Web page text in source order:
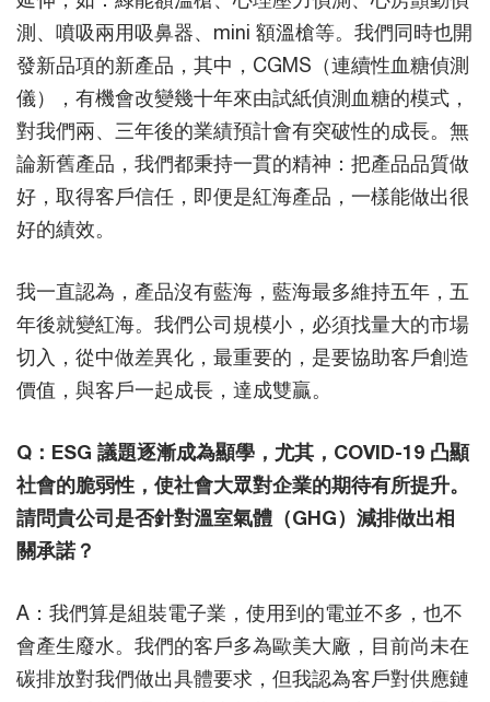
測、噴吸兩用吸鼻器、mini 額溫槍等。我們同時也開
發新品項的新產品，其中，CGMS（連續性血糖偵測
儀），有機會改變幾十年來由試紙偵測血糖的模式，
對我們兩、三年後的業績預計會有突破性的成長。無
論新舊產品，我們都秉持一貫的精神：把產品品質做
好，取得客戶信任，即便是紅海產品，一樣能做出很
好的績效。
我一直認為，產品沒有藍海，藍海最多維持五年，五
年後就變紅海。我們公司規模小，必須找量大的市場
切入，從中做差異化，最重要的，是要協助客戶創造
價值，與客戶一起成長，達成雙贏。
Q：ESG 議題逐漸成為顯學，尤其，COVID-19 凸顯
社會的脆弱性，使社會大眾對企業的期待有所提升。
請問貴公司是否針對溫室氣體（GHG）減排做出相
關承諾？
A：我們算是組裝電子業，使用到的電並不多，也不
會產生廢水。我們的客戶多為歐美大廠，目前尚未在
碳排放對我們做出具體要求，但我認為客戶對供應鏈